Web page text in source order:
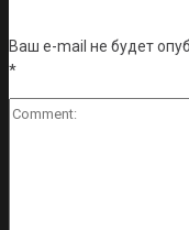
Ваш e-mail не будет
*